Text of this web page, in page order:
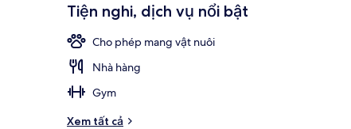
Tiện nghi, dịch vụ nổi bật
Cho phép mang vật nuôi
Nhà hàng
Gym
Xem tất cả